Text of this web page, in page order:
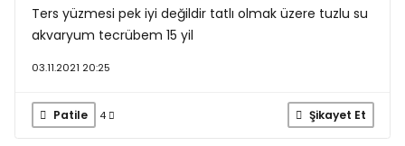
Ters yüzmesi pek iyi değildir tatlı olmak üzere tuzlu su
akvaryum tecrübem 15 yil
03.11.2021 20:25
Patile 4 Şikayet Et